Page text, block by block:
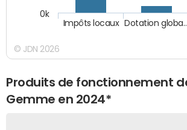
Dotation
Impôts locaux
0k
© JDN 2026
Produits de fonctionnement
Gemme en 2024*